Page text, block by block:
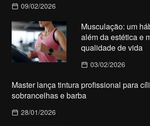
09/02/2026
Musculação: um
além da estética e
qualidade de vida
03/02/2026
Master lança tintura profissional para
sobrancelhas e barba
28/01/2026